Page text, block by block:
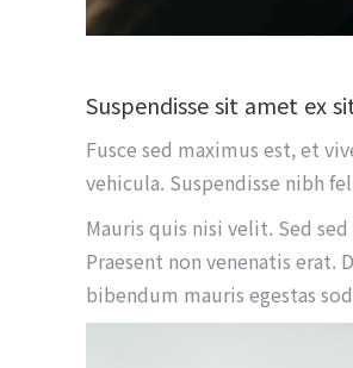
Suspendisse sit amet ex
Fusce sed maximus est, et
vehicula. Suspendisse nibh
Mauris quis nisi velit. Sed
Praesent non venenatis
bibendum mauris egestas